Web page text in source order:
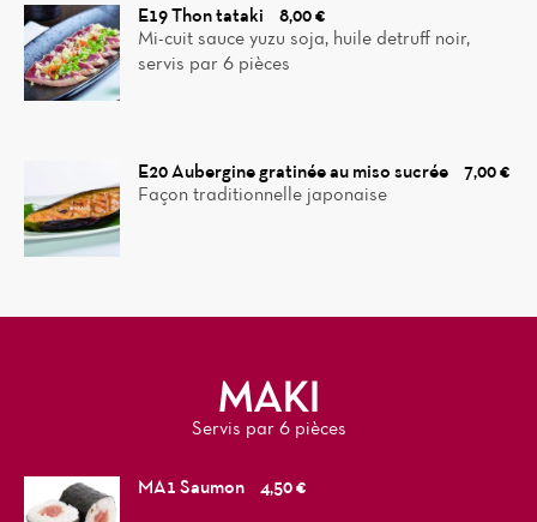
E19 Thon tataki
8,00 €
Mi-cuit sauce yuzu soja, huile detruff noir,
servis par 6 pièces
E20 Aubergine gratinée au miso sucrée
7,00 €
Façon traditionnelle japonaise
MAKI
Servis par 6 pièces
MA1 Saumon 4,50 €